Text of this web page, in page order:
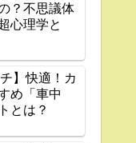
？不思議体
心理学と
】快適！カ
め「車中
とは？